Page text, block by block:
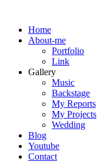
Home
About-me
Portfolio
Link
Gallery
Music
Backstage
My Reports
My Projects
Wedding
Blog
Youtube
Contact